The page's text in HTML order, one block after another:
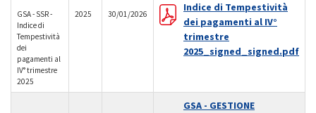
GSA - SSR -
Indice di
Tempestività
dei
pagamenti al
IV° trimestre
2025
2025 30/01/2026
Indice di Tempestività
dei pagamenti al IV°
trimestre
2025_signed_signed.pdf
GSA - GESTIONE